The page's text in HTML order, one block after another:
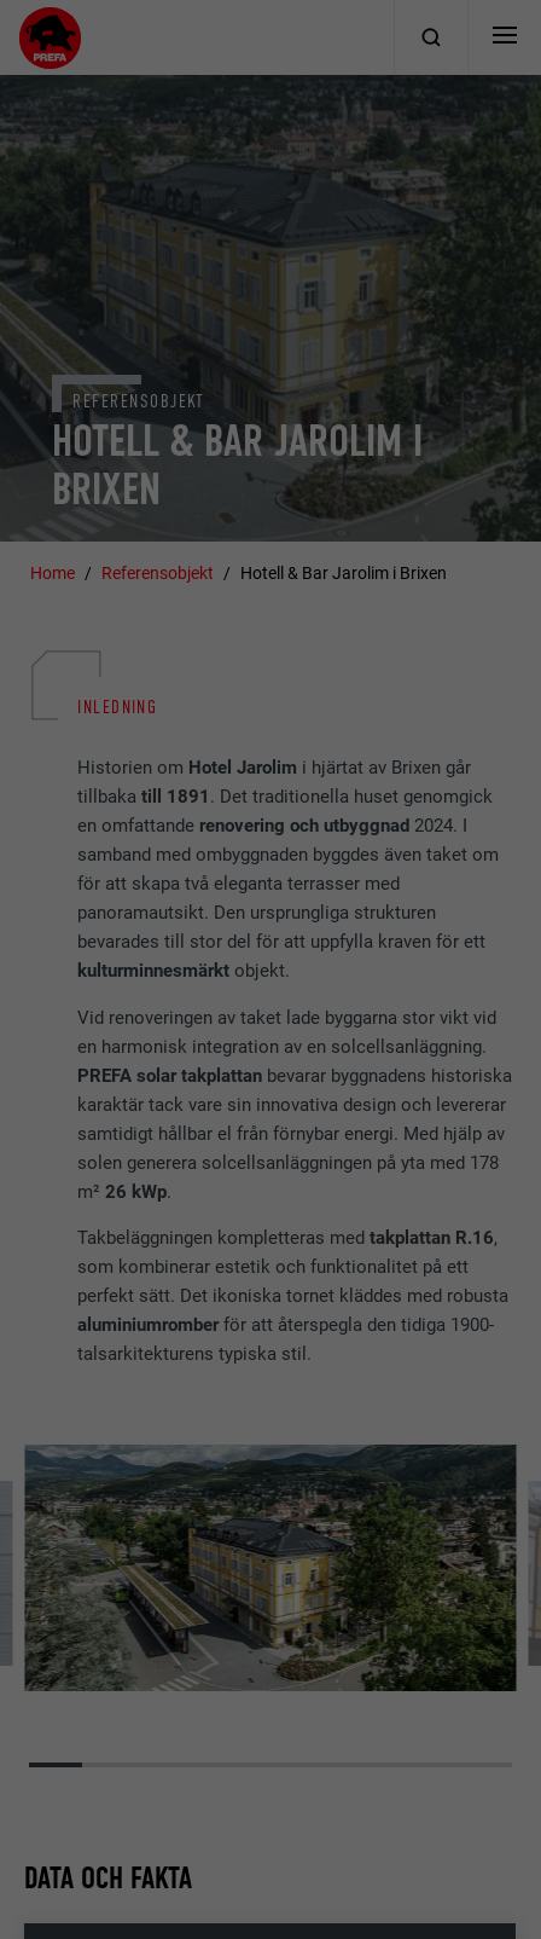
HOTELL & BAR JAROLIM I
BRIXEN
REFERENSOBJEKT
Home Referensobjekt Hotell & Bar Jarolim i Brixen
INLEDNING
Historien om Hotel Jarolim i hjärtat av Brixen går
tillbakatill 1891 . Det traditionella huset genomgick
en omfattande renovering och utbyggnad 2024. I
samband med ombyggnaden byggdes även taket om
för att skapa två eleganta terrasser med
panoramautsikt. Den ursprungliga strukturen
bevarades till stor del för att uppfylla kraven för ett
kulturminnesmärkt objekt.
Vid renoveringen av taket lade byggarna stor vikt vid
en harmonisk integration av en solcellsanläggning.
PREFA solar takplattan bevarar byggnadens historiska
karaktär tack vare sin innovativa design och levererar
samtidigt hållbar el från förnybar energi. Med hjälp av
solen generera solcellsanläggningen på yta med 178
m²26 kWp.
Takbeläggningen kompletteras medtakplattan R.16,
som kombinerar estetik och funktionalitet på ett
perfekt sätt. Det ikoniska tornet kläddes med robusta
aluminiumromber för att återspegla den tidiga 1900-
talsarkitekturens typiska stil.
DATA OCH FAKTA